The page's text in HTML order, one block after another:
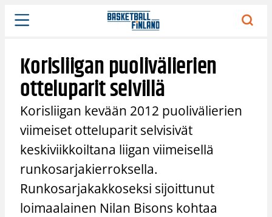
Siirry
sisältöön
Korisliigan puolivälierien
otteluparit selvillä
Korisliigan kevään 2012 puolivälierien
viimeiset otteluparit selvisivät
keskiviikkoiltana liigan viimeisellä
runkosarjakierroksella.
Runkosarjakakkoseksi sijoittunut
loimaalainen Nilan Bisons kohtaa